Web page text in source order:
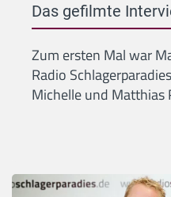
Das gefilmte
Zum ersten Mal war
Radio
Michelle und Matthias